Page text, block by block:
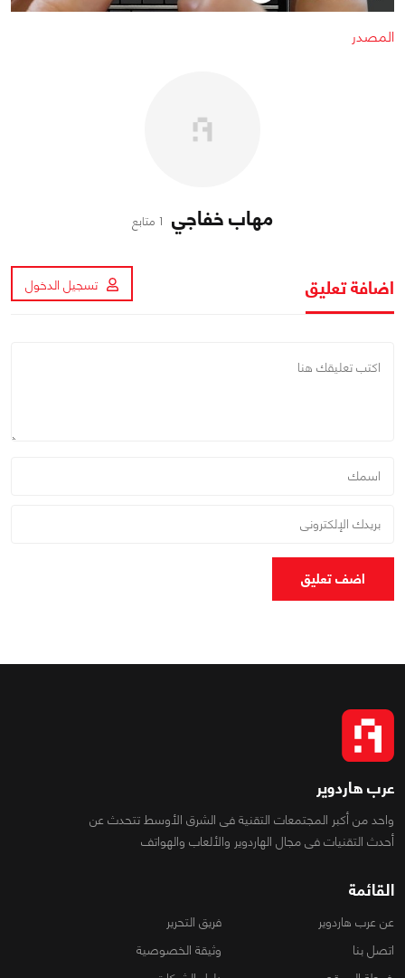
المصدر
مهاب خفاجي 1 متابع
اضافة تعليق تسجيل الدخول
اضف تعليق
عرب هاردوير
واحد من أكبر المجتمعات التقنية فى الشرق الأوسط تتحدث عن
أحدث التقنيات فى مجال الهاردوير والألعاب والهواتف
القائمة
عن عرب هاردوير
فريق التحرير
اتصل بنا
وثيقة الخصوصية